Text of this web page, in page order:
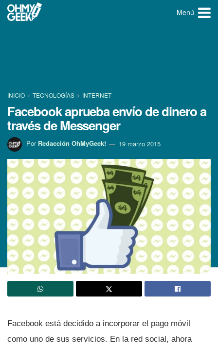
Menú
INICIO TECNOLOGÍ­AS INTERNET
Facebook aprueba enví­o de dinero a
través de Messenger
Por Redacción OhMyGeek! 19 marzo 2015
Facebook está decidido a incorporar el pago móvil
como uno de sus servicios. En la red social, ahora